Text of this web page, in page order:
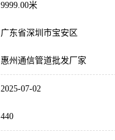
9999.00米
广东省深圳市宝安区
惠州通信管道批发厂家
2025-07-02
440